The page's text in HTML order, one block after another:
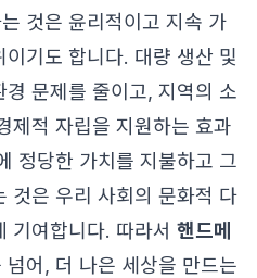
것은 윤리적이고 지속 가
기도 합니다. 대량 생산 및
문제를 줄이고, 지역의 소
제적 자립을 지원하는 효과
정당한 가치를 지불하고 그
것은 우리 사회의 문화적 다
기여합니다. 따라서 핸드메
넘어, 더 나은 세상을 만드는